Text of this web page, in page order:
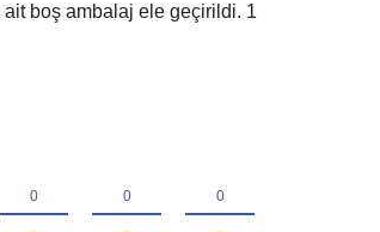
ait boş ambalaj ele geçirildi. 1